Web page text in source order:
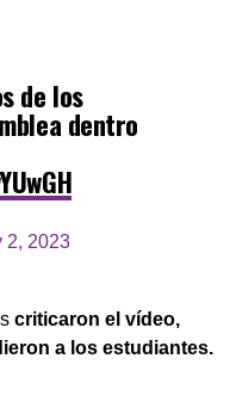
de los
dentro
2, 2023
criticaron el vídeo,
a los estudiantes.